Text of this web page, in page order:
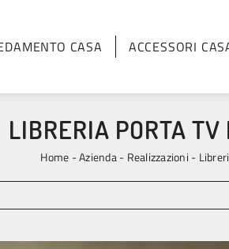
CASA ACCESSORI
LIBRERIA PORTA
Home -Azienda- Realizzazioni -